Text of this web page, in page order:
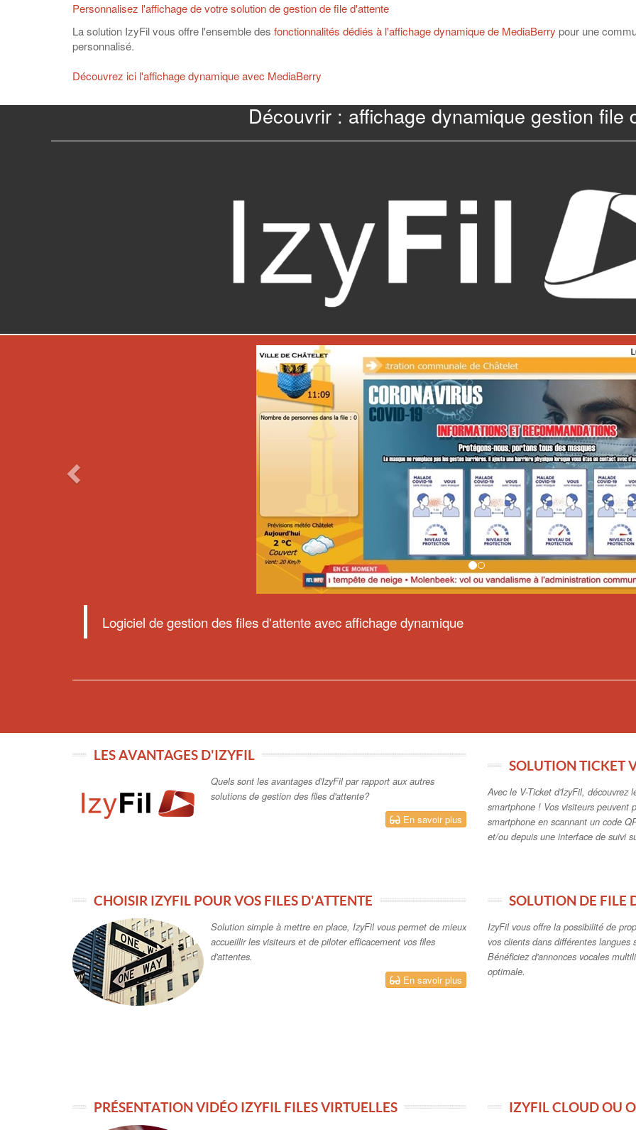
Personnalisez l'affichage de votre solution de gestion de file d'attente
La solution IzyFil vous offre l'ensemble des fonctionnalités dédiés à l'affichage dynamique de MediaBerry pour une
personnalisé.
Découvrez ici l'affichage dynamique avec MediaBerry
Découvrir : affichage dynamique gestion file
Logiciel de gestion des files d'attente avec affichage dynamique
LES AVANTAGES D'IZYFIL
Quels sont les avantages d'IzyFil par rapport aux autres
solutions de gestion des files d'attente?
En savoir plus
SOLUTION TICKET
Avec le V-Ticket d'IzyFil, découvrez
smartphone ! Vos visiteurs peuvent
smartphone en scannant un code
et/ou depuis une interface de suivi
CHOISIR IZYFIL POUR VOS FILES D'ATTENTE
Solution simple à mettre en place, IzyFil vous permet de mieux
accueillir les visiteurs et de piloter efficacement vos files
d'attentes.
En savoir plus
SOLUTION DE FILE
IzyFil vous offre la possibilité de
vos clients dans différentes langues
Bénéficiez d'annonces vocales
optimale.
PRÉSENTATION VIDÉO IZYFIL FILES VIRTUELLES IZYFIL CLOUD OU